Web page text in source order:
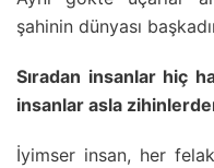
şahinin dünyası
Sıradan insanlar hiç
insanlar asla
İyimser insan, her